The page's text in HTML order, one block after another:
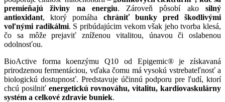
premieňajú živiny na energiu. Zároveň pôsobí akosilný
antioxidant, ktorý pomáha chrániť bunky pred škodlivými
voľnými radikálmi. S pribúdajúcim vekom však jeho tvorba klesá,
čo sa môže prejaviť zníženou vitalitou, únavou či oslabenou
odolnosťou.
BioActive forma koenzýmu Q10 od Epigemic® je získavaná
prirodzenou fermentáciou, vďaka čomu má vysokú vstrebateľnosť a
biologickú dostupnosť. Predstavuje účinnú podporu pre ľudí, ktorí
chcú posilniť energetickú rovnováhu, vitalitu, kardiovaskulárny
systém a celkové zdravie buniek.